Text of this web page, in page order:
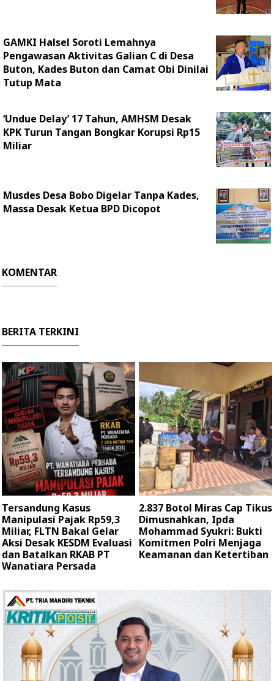
GAMKI Halsel Soroti Lemahnya
Pengawasan Aktivitas Galian C di Desa
Buton, Kades Buton dan Camat Obi Dinilai
Tutup Mata
‎‘Undue Delay’ 17 Tahun, AMHSM Desak
KPK Turun Tangan Bongkar Korupsi Rp15
Miliar
‎Musdes Desa Bobo Digelar Tanpa Kades,
Massa Desak Ketua BPD Dicopot
KOMENTAR
BERITA TERKINI
Tersandung Kasus
Manipulasi Pajak Rp59,3
Miliar, FLTN Bakal Gelar
Aksi Desak KESDM Evaluasi
dan Batalkan RKAB PT
Wanatiara Persada ‎
2.837 Botol Miras Cap Tikus
Dimusnahkan, Ipda
Mohammad Syukri: Bukti
Komitmen Polri Menjaga
Keamanan dan Ketertiban